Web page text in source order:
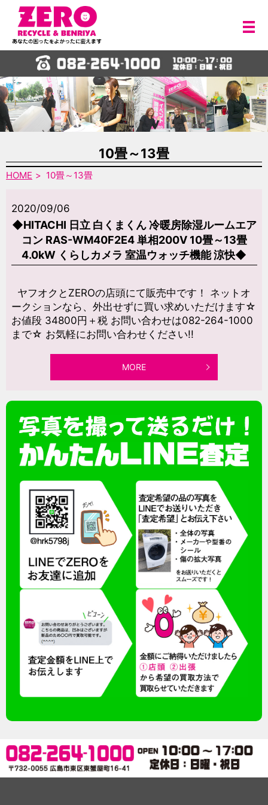
メ
10畳～13畳
HOME 10畳～13畳
2020/09/06
◆HITACHI 日立 白くまくん 冷暖房除湿ルームエア
コン RAS-WM40F2E4 単相200V 10畳～13畳
4.0kW くらしカメラ 室温ウォッチ機能 涼快◆
ヤフオクとZEROの店頭にて販売中です！ ネットオ
ークションなら、外出せずに買い求めいただけます☆
お値段 34800円＋税 お問い合わせは082-264-1000
まで☆ お気軽にお問い合わせください!!
MORE